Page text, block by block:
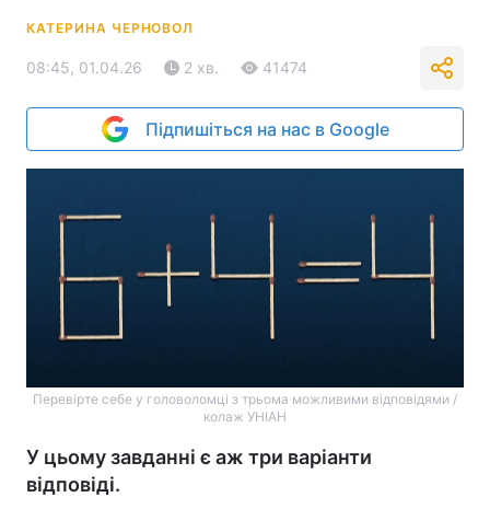
КАТЕРИНА ЧЕРНОВОЛ
08:45, 01.04.26 2 хв. 41474
Підпишіться на нас в Google
Перевірте себе у головоломці з трьома можливими відповідями /
колаж УНІАН
У цьому завданні є аж три варіанти
відповіді.